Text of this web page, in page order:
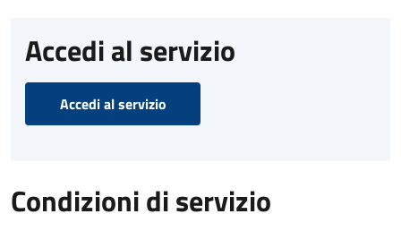
Accedi al servizio
Accedi al servizio
Condizioni di servizio